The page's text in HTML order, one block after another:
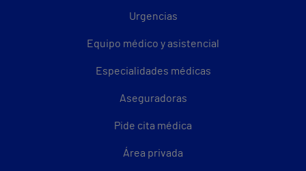
Urgencias
Equipo médico y asistencial
Especialidades médicas
Aseguradoras
Pide cita médica
Área privada